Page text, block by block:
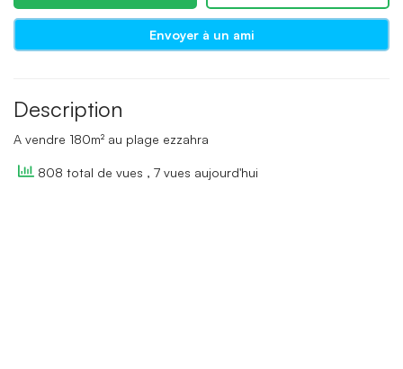
Envoyer à un ami
Description
A vendre 180m² au plage ezzahra
808 total de vues , 7 vues aujourd'hui